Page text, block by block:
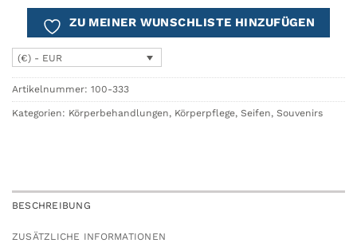
ZU MEINER WUNSCHLISTE HINZUFÜGEN
(€) - EUR
Artikelnummer: 100-333
Kategorien: Körperbehandlungen, Körperpflege, Seifen, Souvenirs
BESCHREIBUNG
ZUSÄTZLICHE INFORMATIONEN